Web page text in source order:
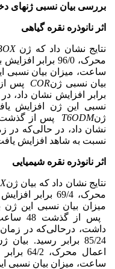
بررسی بیان نسبی ژن­های
اثر نانوذره نقره گیاهی
نتایج نشان داد که ژن
بیان نسبی ژنCOR
ژنT6ODM
نسبت به شاهد افزایش یافت و به 79/39 برابر
اثر نانوذره نقره شیمیایی
نتایج نشان داد که بیان ژن
میزان بیان نسبی این ژن به 76/4 برابر رسید. بیان
85/24 برابر رسید. بیان ژن
ساعت، میزان بیان نسبی این ژن به 02/4